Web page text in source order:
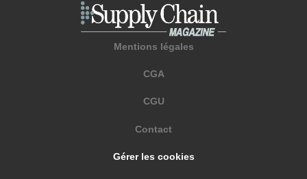
Mentions légales
CGA
CGU
Contact
Gérer les cookies